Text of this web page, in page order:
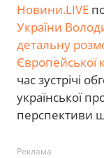
Новини.LIVE
України
детальну
Європейської
час зустрічі
української
перспективи
Реклама